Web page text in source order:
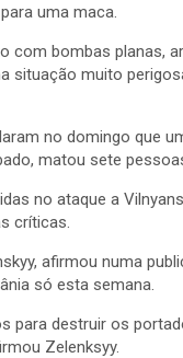
uma maca.
com bombas planas,
situação muito
no domingo que
matou sete
no ataque a
críticas.
afirmou numa
só esta semana.
para destruir os
Zelenksyy.